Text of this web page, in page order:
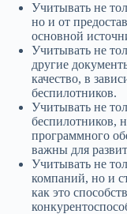
Учитывать не
но и от
основной
Учитывать не
другие
качество, в
беспилотников.
Учитывать не
беспилотников,
программного
важны для
Учитывать не
компаний, но и
как это